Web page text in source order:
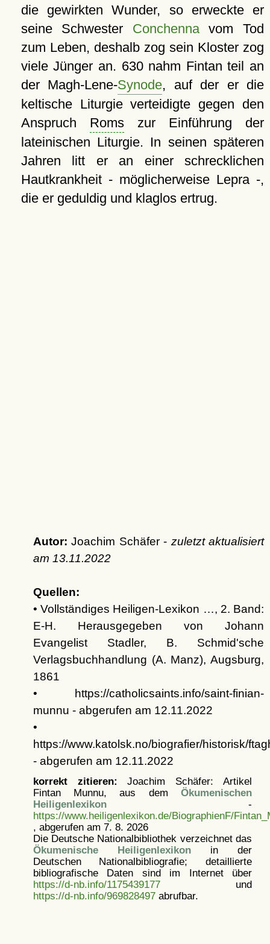
die gewirkten Wunder, so erweckte er
seine Schwester Conchennavom Tod
zum Leben, deshalb zog sein Kloster zog
viele Jünger an. 630 nahm Fintan teil an
der Magh-Lene-Synode, auf der er die
keltische Liturgie verteidigte gegen den
Anspruch Romszur Einführung der
lateinischen Liturgie. In seinen späteren
Jahren litt er an einer schrecklichen
Hautkrankheit - möglicherweise Lepra -,
die er geduldig und klaglos ertrug.
Autor: Joachim Schäfer - zuletzt aktualisiert
am 13.11.2022
Quellen:
• Vollständiges Heiligen-Lexikon …, 2. Band:
E-H. Herausgegeben von Johann
Evangelist Stadler, B. Schmid'sche
Verlagsbuchhandlung (A. Manz), Augsburg,
1861
• https://catholicsaints.info/saint-finian-
munnu - abgerufen am 12.11.2022
•
https://www.katolsk.no/biografier/historisk/
- abgerufen am 12.11.2022
korrekt zitieren: Joachim Schäfer: Artikel
Fintan Munnu, aus dem Ökumenischen
Heiligenlexikon-
https://www.heiligenlexikon.de/BiographienF/
, abgerufen am 7. 8. 2026
Die Deutsche Nationalbibliothek verzeichnet das
Ökumenische Heiligenlexikonin der
Deutschen Nationalbibliografie; detaillierte
bibliografische Daten sind im Internet über
https://d-nb.info/1175439177und
https://d-nb.info/969828497abrufbar.